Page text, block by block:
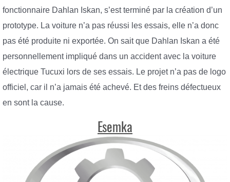
fonctionnaire Dahlan Iskan, s’est terminé par la création d’un
prototype. La voiture n’a pas réussi les essais, elle n’a donc
pas été produite ni exportée. On sait que Dahlan Iskan a été
personnellement impliqué dans un accident avec la voiture
électrique Tucuxi lors de ses essais. Le projet n’a pas de logo
officiel, car il n’a jamais été achevé. Et des freins défectueux
en sont la cause.
Esemka